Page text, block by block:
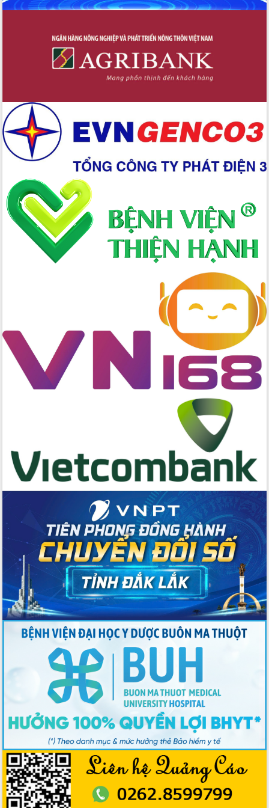
Lương Văn Chánh năm 2026
Huy giữ chức Bí thư Đảng ủy Ủy Ban
Nhân dân tỉnh
Bệnh án điện tử thúc đẩy chuyển đổi
không gian tri thức trong thời đại số
Đánh giá, rút kinh nghiệm công tác tổ
chức diễn tập trước ngày bầu cử
Chương trình “Gặp gỡ hữu nghị –
Friendship Meeting New Year 2026”
Bầu cử Quốc hội và HĐND: Cử tri Đắk
Lắk gửi gắm niềm tin, kỳ vọng vào lá
phiếu
Đắk Lắk sẵn sàng các điều kiện cho
Ngày hội bầu cử đại biểu Quốc hội
khóa XVI và HĐND các cấp nhiệm kỳ
2026-2031
Đảm bảo cuộc bầu cử đại biểu Quốc
Đắk Lắk
Sôi nổi Hội đua ngựa truyền thống Gò
Thì Thùng mừng Xuân Bính Ngọ 2026
Lãnh đạo tỉnh dâng hương tưởng niệm
tại Đập Đồng Cam đầu Xuân Bính Ngọ
2026
Đắk Lắk tập trung toàn lực khắc phục
tồn tại IUU, sẵn sàng làm việc với
Đoàn thanh tra EC
Chủ tịch UBND tỉnh Tạ Anh Tuấn thăm,
chúc mừng các bệnh viện nhân Ngày
Thầy thuốc Việt Nam
Rộn ràng lễ hội truyền thống Sông
nước Đà Nông lần thứ I năm 2026
Kỳ họp Chuyên đề lần thứ Năm, HĐND
tỉnh Đắk Lắk thông qua các nghị quyết
quan trọng
Thống nhất danh sách giới thiệu ứng
cử đại biểu Quốc hội khoá XVI và đại
biểu HĐND tỉnh Đắk Lắk, nhiệm kỳ
Phát động hai phong trào thi đua quan
trọng trong kỷ nguyên mới
Hội nghị lần thứ tư Ban Chỉ đạo công
tác bầu cử tỉnh Đắk Lắk
Hội nghị Báo cáo viên Trung ương
tháng 01/2026
Phó Thủ tướng Hồ Quốc Dũng đánh giá
cao kết quả Chiến dịch Quang Trung
tại Đắk Lắk
Hội nghị Ban Chấp hành Đảng bộ tỉnh
Đắk Lắk lần thứ 2 (mở rộng)